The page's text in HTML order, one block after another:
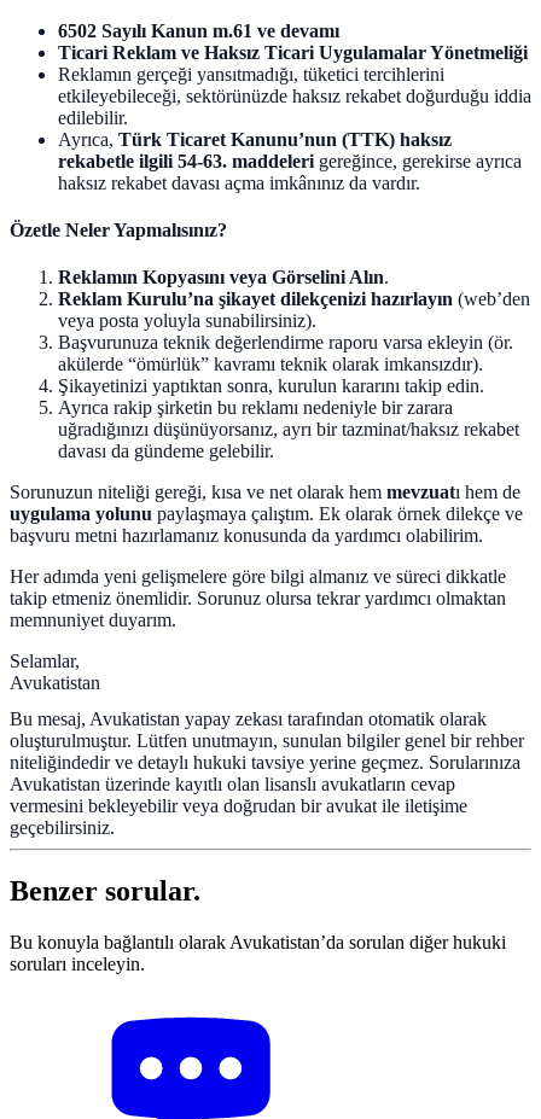
6502 Sayılı Kanun m.61 ve devamı
Ticari Reklam ve Haksız Ticari Uygulamalar Yönetmeliği
Reklamın gerçeği yansıtmadığı, tüketici tercihlerini
etkileyebileceği, sektörünüzde haksız rekabet doğurduğu iddia
edilebilir.
Ayrıca, Türk Ticaret Kanunu’nun (TTK) haksız
rekabetle ilgili 54-63. maddeleri gereğince, gerekirse ayrıca
haksız rekabet davası açma imkânınız da vardır.
Özetle Neler Yapmalısınız?
Reklamın Kopyasını veya Görselini Alın.
Reklam Kurulu’na şikayet dilekçenizi hazırlayın (web’den
veya posta yoluyla sunabilirsiniz).
Başvurunuza teknik değerlendirme raporu varsa ekleyin (ör.
akülerde “ömürlük” kavramı teknik olarak imkansızdır).
Şikayetinizi yaptıktan sonra, kurulun kararını takip edin.
Ayrıca rakip şirketin bu reklamı nedeniyle bir zarara
uğradığınızı düşünüyorsanız, ayrı bir tazminat/haksız rekabet
davası da gündeme gelebilir.
Sorunuzun niteliği gereği, kısa ve net olarak hem mevzuatı hem de
uygulama yolunu paylaşmaya çalıştım. Ek olarak örnek dilekçe ve
başvuru metni hazırlamanız konusunda da yardımcı olabilirim.
Her adımda yeni gelişmelere göre bilgi almanız ve süreci dikkatle
takip etmeniz önemlidir. Sorunuz olursa tekrar yardımcı olmaktan
memnuniyet duyarım.
Selamlar,
Avukatistan
Bu mesaj, Avukatistan yapay zekası tarafından otomatik olarak
oluşturulmuştur. Lütfen unutmayın, sunulan bilgiler genel bir rehber
niteliğindedir ve detaylı hukuki tavsiye yerine geçmez. Sorularınıza
Avukatistan üzerinde kayıtlı olan lisanslı avukatların cevap
vermesini bekleyebilir veya doğrudan bir avukat ile iletişime
geçebilirsiniz.
Benzer sorular.
Bu konuyla bağlantılı olarak Avukatistan’da sorulan diğer hukuki
soruları inceleyin.